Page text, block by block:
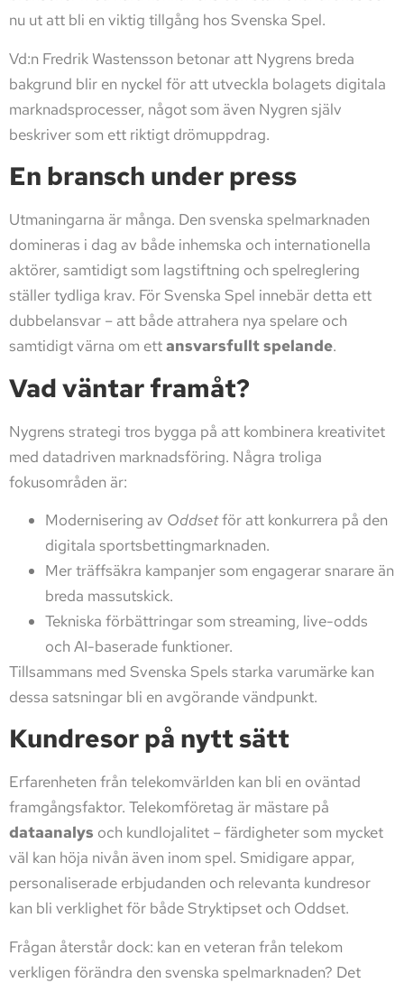
nu ut att bli en viktig tillgång hos Svenska Spel.
Vd:n Fredrik Wastensson betonar att Nygrens breda
bakgrund blir en nyckel för att utveckla bolagets digitala
marknadsprocesser, något som även Nygren själv
beskriver som ett riktigt drömuppdrag.
En bransch under press
Utmaningarna är många. Den svenska spelmarknaden
domineras i dag av både inhemska och internationella
aktörer, samtidigt som lagstiftning och spelreglering
ställer tydliga krav. För Svenska Spel innebär detta ett
dubbelansvar – att både attrahera nya spelare och
samtidigt värna om ettansvarsfullt spelande.
Vad väntar framåt?
Nygrens strategi tros bygga på att kombinera kreativitet
med datadriven marknadsföring. Några troliga
fokusområden är:
Modernisering av Oddsetför att konkurrera på den
digitala sportsbettingmarknaden.
Mer träffsäkra kampanjer som engagerar snarare än
breda massutskick.
Tekniska förbättringar som streaming, live-odds
och AI-baserade funktioner.
Tillsammans med Svenska Spels starka varumärke kan
dessa satsningar bli en avgörande vändpunkt.
Kundresor på nytt sätt
Erfarenheten från telekomvärlden kan bli en oväntad
framgångsfaktor. Telekomföretag är mästare på
dataanalys och kundlojalitet – färdigheter som mycket
väl kan höja nivån även inom spel. Smidigare appar,
personaliserade erbjudanden och relevanta kundresor
kan bli verklighet för både Stryktipset och Oddset.
Frågan återstår dock: kan en veteran från telekom
verkligen förändra den svenska spelmarknaden? Det